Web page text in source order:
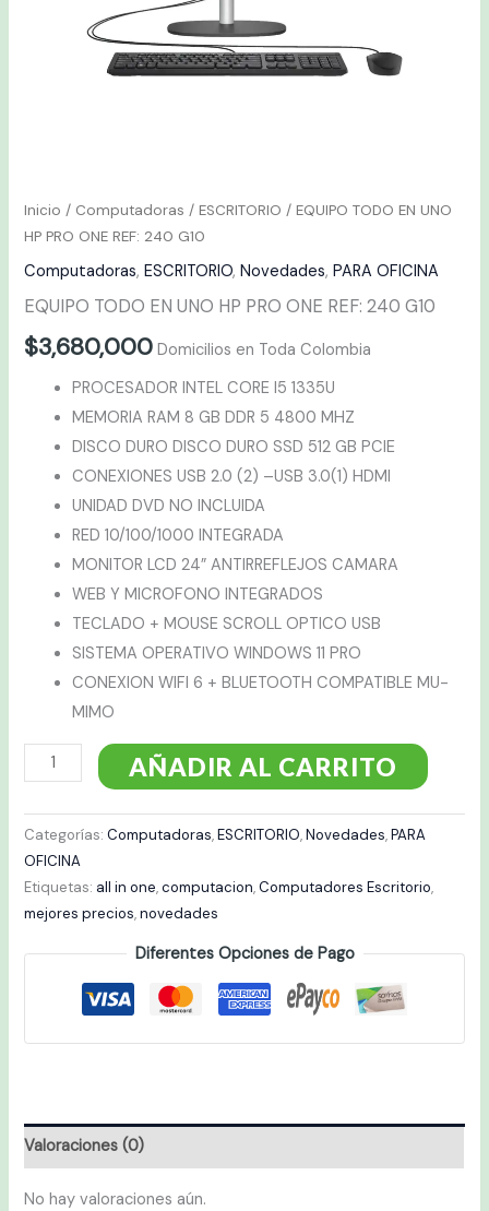
Inicio / Computadoras /ESCRITORIO / EQUIPO TODO EN UNO
HP PRO ONE REF: 240 G10
Computadoras,ESCRITORIO,Novedades,PARA OFICINA
EQUIPO TODO EN UNO HP PRO ONE REF: 240 G10
$3,680,000 Domicilios en Toda Colombia
PROCESADOR INTEL CORE I5 1335U
MEMORIA RAM 8 GB DDR 5 4800 MHZ
DISCO DURO DISCO DURO SSD 512 GB PCIE
CONEXIONES USB 2.0 (2) –USB 3.0(1) HDMI
UNIDAD DVD NO INCLUIDA
RED 10/100/1000 INTEGRADA
MONITOR LCD 24” ANTIRREFLEJOS CAMARA
WEB Y MICROFONO INTEGRADOS
TECLADO + MOUSE SCROLL OPTICO USB
SISTEMA OPERATIVO WINDOWS 11 PRO
CONEXION WIFI 6 + BLUETOOTH COMPATIBLE MU-
MIMO
cantidad
AÑADIR AL CARRITO
Categorías:Computadoras,ESCRITORIO,Novedades,PARA
OFICINA
Etiquetas: all in one,computacion,Computadores Escritorio,
mejores precios,novedades
Diferentes Opciones de Pago
Valoraciones (0)
No hay valoraciones aún.